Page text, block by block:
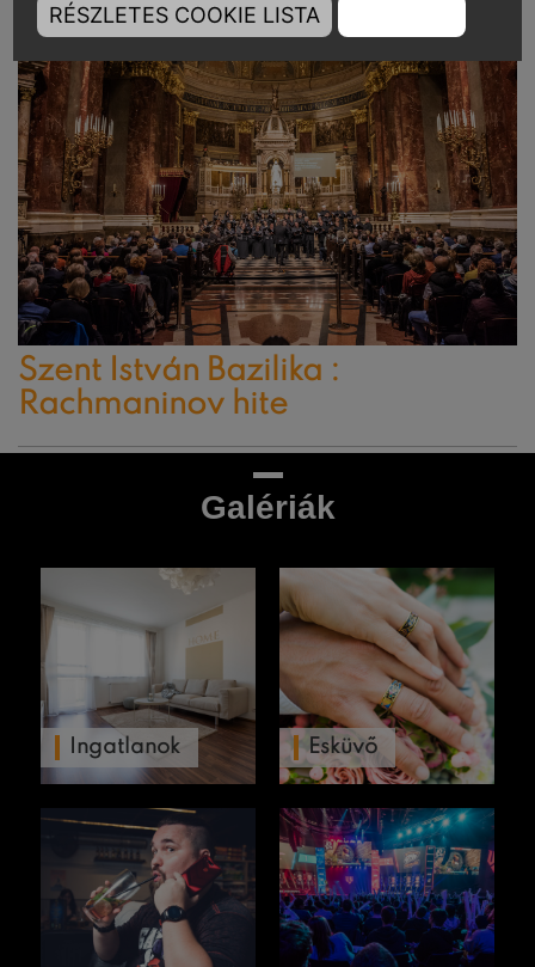
Szent István Bazilika :
Rachmaninov hite
Galériák
Ingatlanok Esküvő
RÉSZLETES COOKIE LISTA